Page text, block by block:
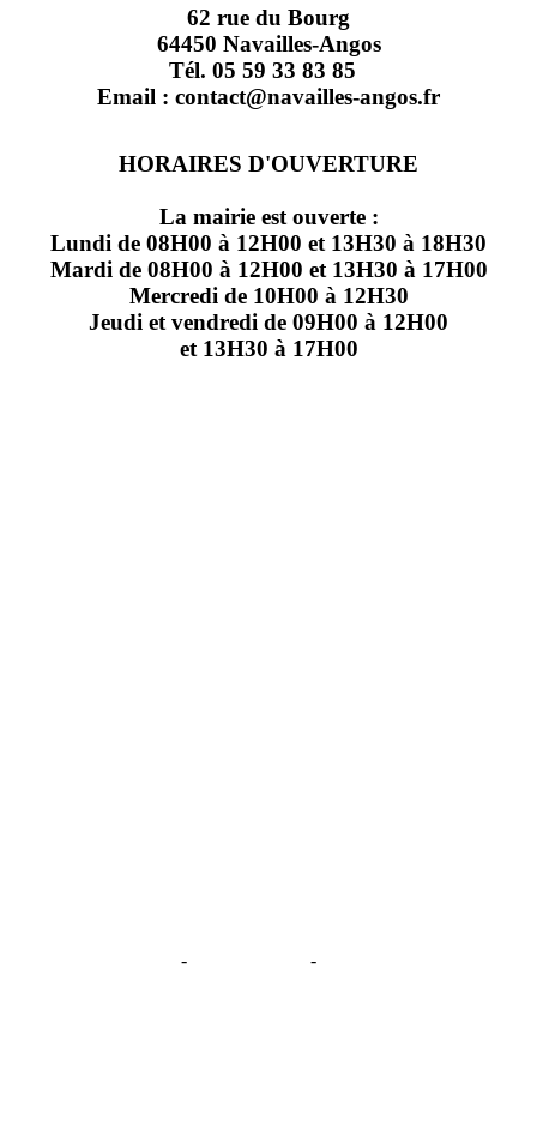
62 rue du Bourg
64450 Navailles-Angos
Tél. 05 59 33 83 85
Email : contact@navailles-angos.fr
HORAIRES D'OUVERTURE
La mairie est ouverte :
Lundi de 08H00 à 12H00 et 13H30 à 18H30
Mardi de 08H00 à 12H00 et 13H30 à 17H00
Mercredi de 10H00 à 12H30
Jeudi et vendredi de 09H00 à 12H00
et 13H30 à 17H00
- -